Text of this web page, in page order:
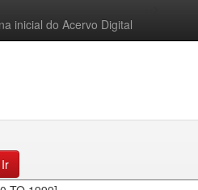
inicial do Acervo Digital